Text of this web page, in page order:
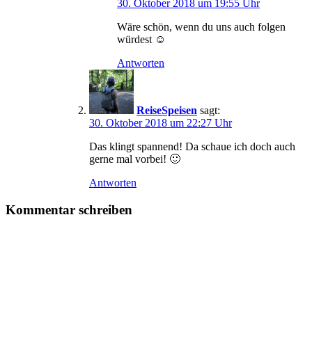
30. Oktober 2018 um 19:55 Uhr
Wäre schön, wenn du uns auch folgen
würdest ☺️
Antworten
ReiseSpeisen sagt:
30. Oktober 2018 um 22:27 Uhr
Das klingt spannend! Da schaue ich doch auch
gerne mal vorbei! 🙂
Antworten
Kommentar schreiben